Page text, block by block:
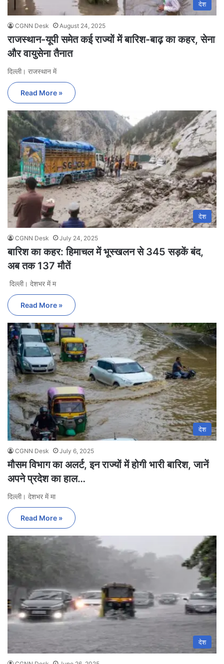
देश
CGNN Desk August 24, 2025
राजस्थान-यूपी समेत कई राज्यों में बारिश-बाढ़ का कहर, सेना
और वायुसेना तैनात
दिल्ली। राजस्थान में
Read More »
देश
CGNN Desk July 24, 2025
बारिश का कहर: हिमाचल में भूस्खलन से 345 सड़कें बंद,
अब तक 137 मौतें
दिल्ली। देशभर में म
Read More »
देश
CGNN Desk July 6, 2025
मौसम विभाग का अलर्ट, इन राज्यों में होगी भारी बारिश, जानें
अपने प्रदेश का हाल…
दिल्ली। देशभर में मा
Read More »
देश